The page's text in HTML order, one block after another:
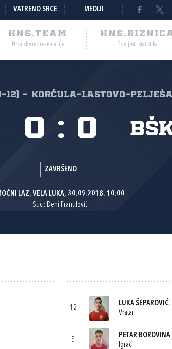
VATRENO SRCE MEDIJI
HNS.TEAM
Hrvatske reprezentacije Povijest i statistika
12) - Korčula-Lastovo-
0 : 0
ZAVRŠENO
LAZ, VELA LUKA, 30.09.2018. 10:00
Suci: Deni Franulović.
12
LUKA ŠEPAROVIĆ
Vratar
5
PETAR BOROVINA
Igrač